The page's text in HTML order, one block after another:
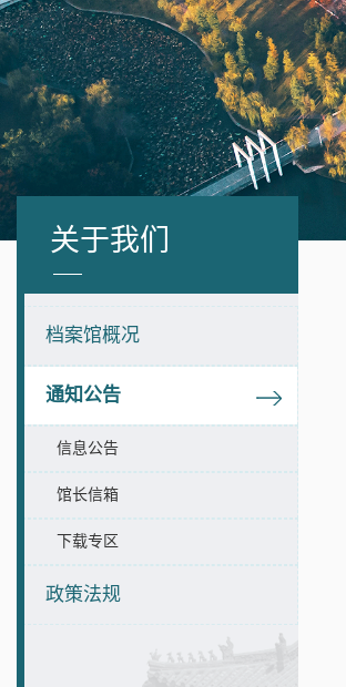
关于我们
档案馆概况
通知公告
信息公告
馆长信箱
下载专区
政策法规